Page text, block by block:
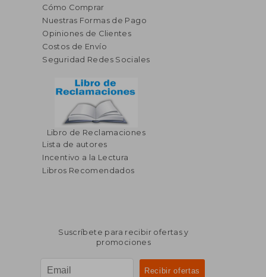
40%
dcto.
$ 53.09
Cómo Comprar
Nuestras Formas de Pago
Opiniones de Clientes
Costos de Envío
Seguridad Redes Sociales
Libro de Reclamaciones
Lista de autores
Incentivo a la Lectura
Libros Recomendados
Suscríbete para recibir ofertas y
promociones